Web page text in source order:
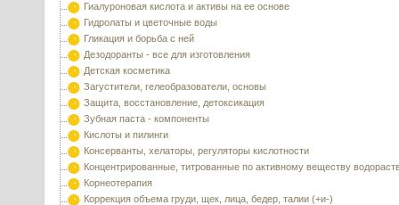
Гиалуроновая кислота и активы на ее основе
Гидролаты и цветочные воды
Гликация и борьба с ней
Дезодоранты - все для изготовления
Детская косметика
Загустители, гелеобразователи, основы
Защита, восстановление, детоксикация
Зубная паста - компоненты
Кислоты и пилинги
Консерванты, хелаторы, регуляторы кислотности
Концентрированные, титрованные по активному веществу
Корнеотерапия
Коррекция объема груди, щек, лица, бедер, талии (+и-)